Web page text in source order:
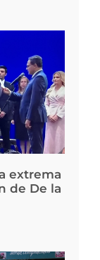
extrema
de De la